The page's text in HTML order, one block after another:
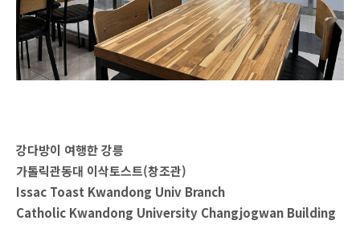
강다방이 여행한 강릉
가톨릭관동대 이삭토스트(창조관)
Issac Toast Kwandong Univ Branch
Catholic Kwandong University Changjogwan Building